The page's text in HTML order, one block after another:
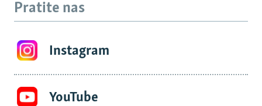
Pratite nas
Instagram
YouTube